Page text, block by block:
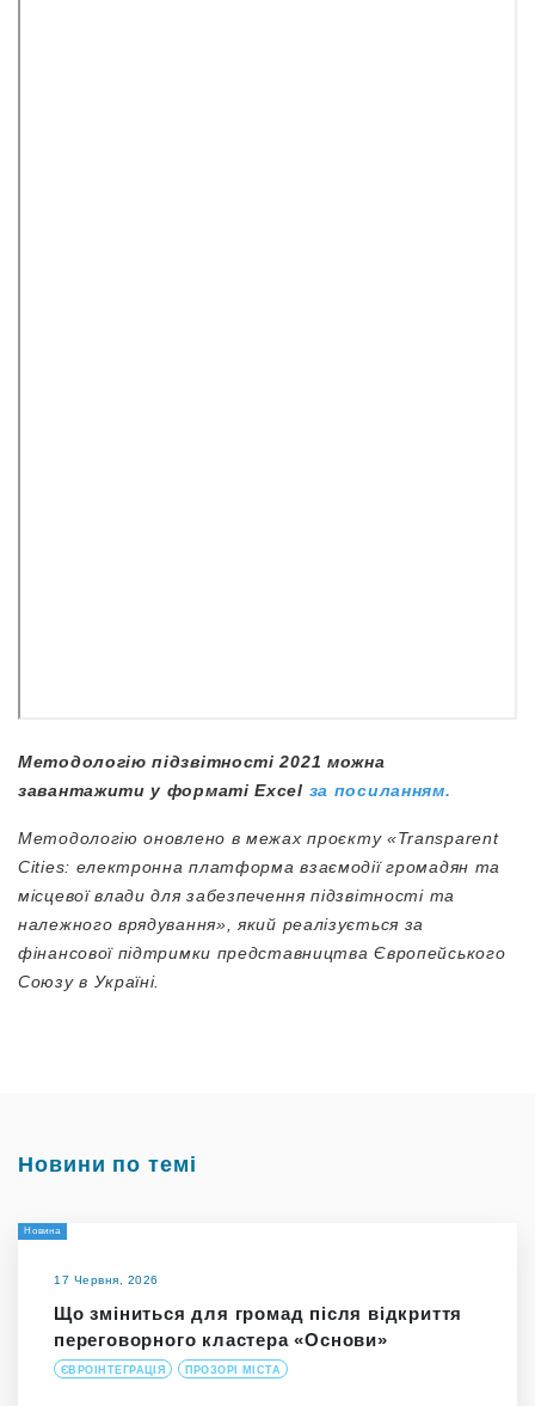
Методологію підзвітності 2021 можна
завантажити у форматі Excel за посиланням.
Методологію оновлено в межах проєкту «Transparent
Cities: електронна платформа взаємодії громадян та
місцевої влади для забезпечення підзвітності та
належного врядування», який реалізується за
фінансової підтримки представництва Європейського
Союзу в Україні.
Новини по темі
Новина
17 Червня, 2026
Що зміниться для громад після відкриття
переговорного кластера «Основи»
ЄВРОІНТЕГРАЦІЯ ПРОЗОРІ МІСТА